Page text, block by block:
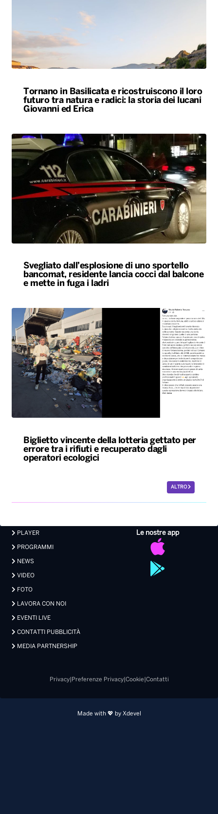
Tornano in Basilicata e ricostruiscono il loro
futuro tra natura e radici: la storia dei lucani
Giovanni ed Erica
Svegliato dall’esplosione di uno sportello
bancomat, residente lancia cocci dal balcone
e mette in fuga i ladri
Biglietto vincente della lotteria gettato per
errore tra i rifiuti e recuperato dagli
operatori ecologici
ALTRO
Le nostre app
PLAYER
PROGRAMMI
NEWS
VIDEO
FOTO
LAVORA CON NOI
EVENTI LIVE
CONTATTI PUBBLICITÀ
MEDIA PARTNERSHIP
Privacy| Preferenze Privacy| Cookie Contatti
Made with 💖 by Xdevel